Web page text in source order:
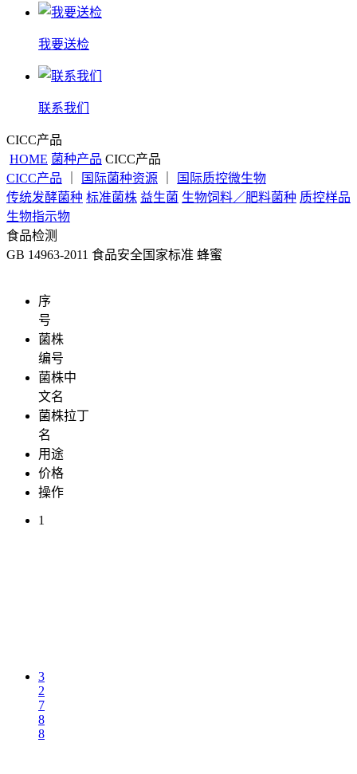
我要送检
联系我们
CICC产品
HOME 菌种产品 CICC产品
CICC产品
国际菌种资源
国际质控微生物
传统发酵菌种 标准菌株 益生菌 生物饲料／肥料菌种 质控样品
生物指示物
食品检测
GB 14963-2011 食品安全国家标准 蜂蜜
序
号
菌株
编号
菌株中
文名
菌株拉丁
名
用途
价格
操作
1
3
2
7
8
8